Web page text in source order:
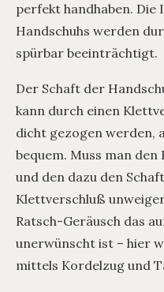
perfekt handhaben. Die
Handschuhs werden
spürbar beeinträchtigt.
Der Schaft der
kann durch einen
dicht gezogen werden,
bequem. Muss man den
und den dazu den
Klettverschluß
Ratsch-Geräusch das
unerwünscht ist – hier
mittels Kordelzug und